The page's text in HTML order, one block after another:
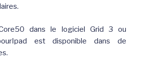
dans le logiciel Grid 3 ou
est disponible dans de